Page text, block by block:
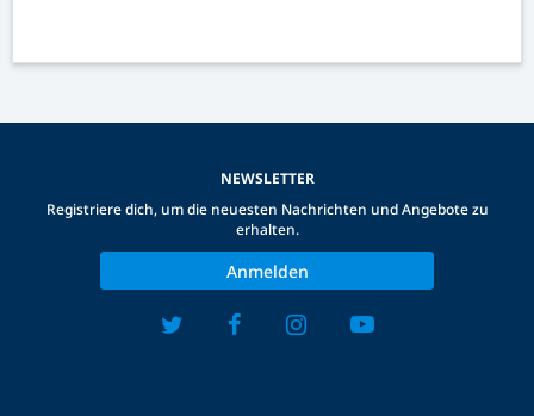
NEWSLETTER
Registriere dich, um die neuesten Nachrichten und Angebote zu
erhalten.
Anmelden